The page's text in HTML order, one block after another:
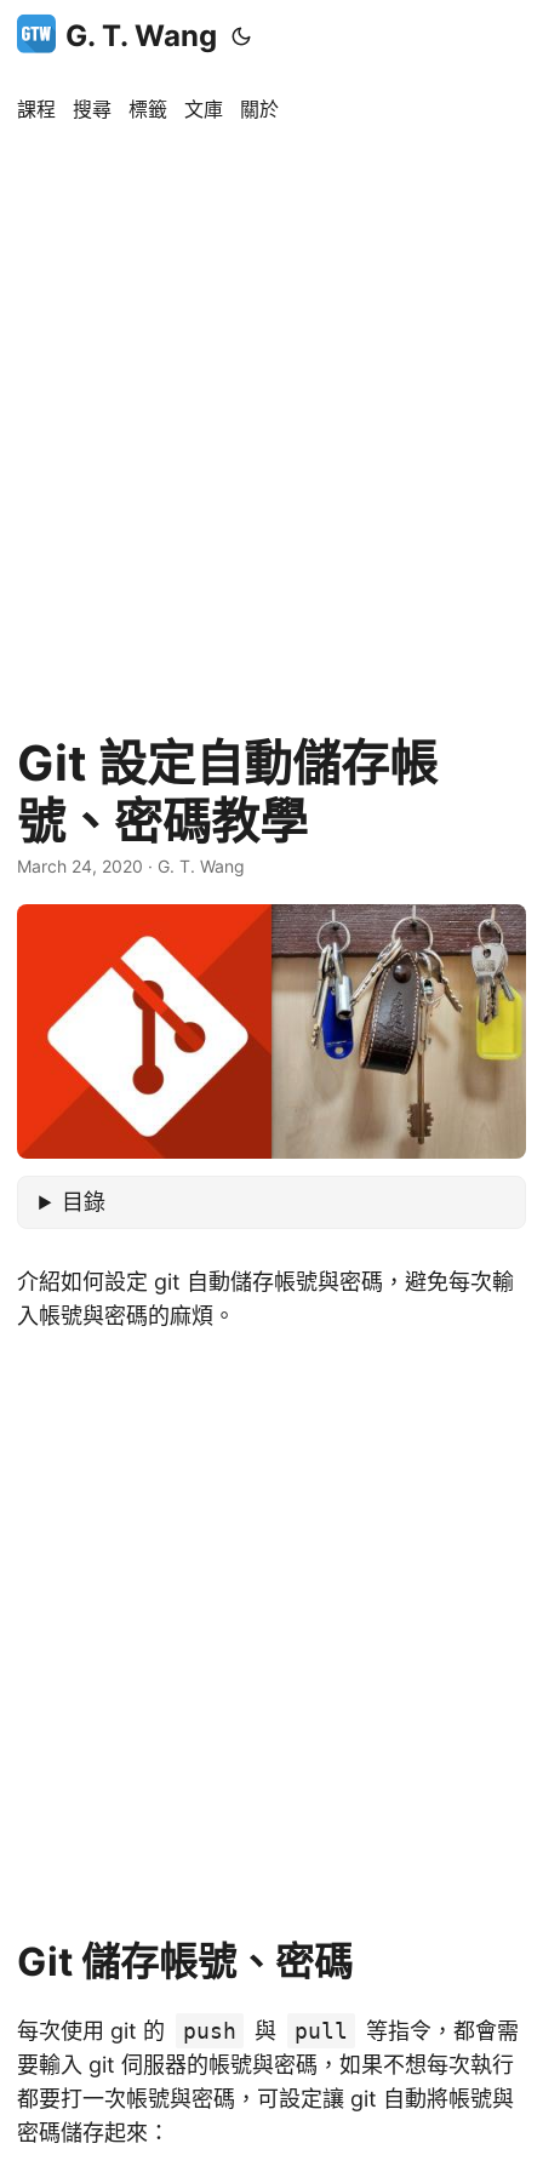
G. T. Wang
課程 搜尋 標籤 文庫 關於
Git 設定自動儲存帳
號、密碼教學
March 24, 2020 · G. T. Wang
目錄
介紹如何設定 git 自動儲存帳號與密碼，避免每次輸
入帳號與密碼的麻煩。
Git 儲存帳號、密碼
每次使用 git 的 push 與 pull
等指令，都會需
要輸入 git 伺服器的帳號與密碼，如果不想每次執行
都要打一次帳號與密碼，可設定讓 git 自動將帳號與
密碼儲存起來：